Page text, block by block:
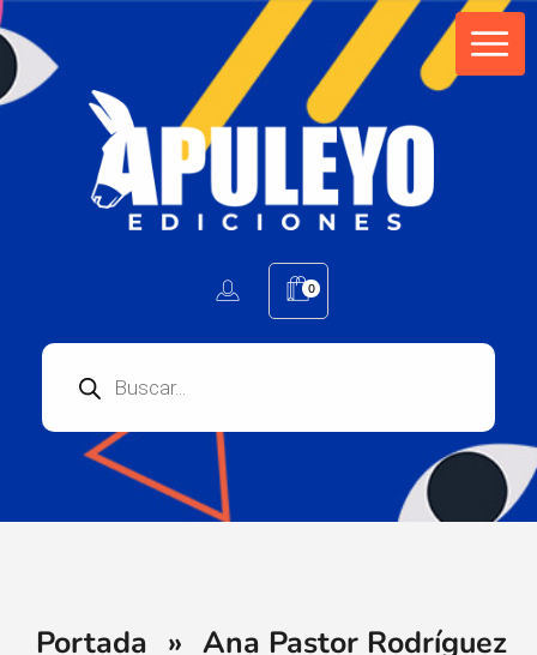
0
Portada » Ana Pastor Rodríguez